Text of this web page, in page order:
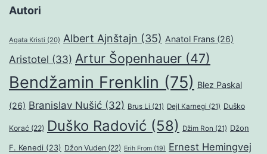
Autori
Agata Kristi (20) Albert Ajnštajn (35) Anatol Frans (26)
Aristotel (33) Artur Šopenhauer (47)
Bendžamin Frenklin (75) Blez Paskal
(26) Branislav Nušić (32) Brus Li (21) Dejl Karnegi (21) Duško
Korać (22) Duško Radović (58) Džim Ron (21) Džon
F. Kenedi (23) Džon Vuden (22) Erih From (19) Ernest Hemingvej